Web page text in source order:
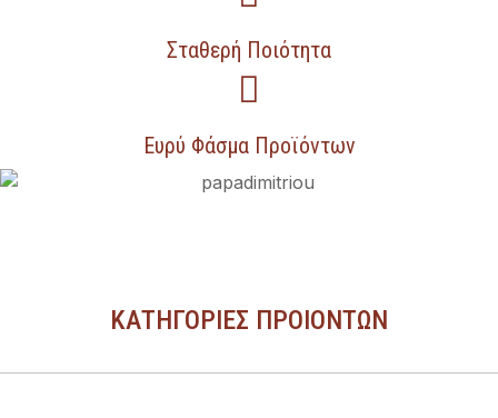
Σταθερή Ποιότητα
Ευρύ Φάσμα Προϊόντων
ΚΑΤΗΓΟΡΙΕΣ ΠΡΟΙΟΝΤΩΝ